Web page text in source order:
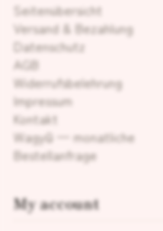
Seitenübersicht
Versand & Bezahlung
Datenschutz
AGB
Widerrufsbelehrung
Impressum
Kontakt
Wagyū — monatliche
Bestellanfrage
My account